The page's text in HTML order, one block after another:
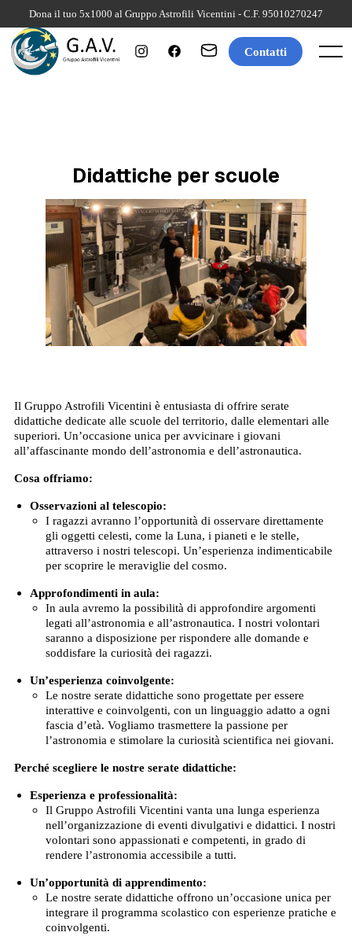
content
Dona il tuo 5x1000 al Gruppo Astrofili Vicentini - C.F. 95010270247
Menu
Contatti
Didattiche per scuole
Il Gruppo Astrofili Vicentini è entusiasta di offrire serate
didattiche dedicate alle scuole del territorio, dalle elementari alle
superiori. Un’occasione unica per avvicinare i giovani
all’affascinante mondo dell’astronomia e dell’astronautica.
Cosa offriamo:
Osservazioni al telescopio:
I ragazzi avranno l’opportunità di osservare direttamente
gli oggetti celesti, come la Luna, i pianeti e le stelle,
attraverso i nostri telescopi. Un’esperienza indimenticabile
per scoprire le meraviglie del cosmo.
Approfondimenti in aula:
In aula avremo la possibilità di approfondire argomenti
legati all’astronomia e all’astronautica. I nostri volontari
saranno a disposizione per rispondere alle domande e
soddisfare la curiosità dei ragazzi.
Un’esperienza coinvolgente:
Le nostre serate didattiche sono progettate per essere
interattive e coinvolgenti, con un linguaggio adatto a ogni
fascia d’età. Vogliamo trasmettere la passione per
l’astronomia e stimolare la curiosità scientifica nei giovani.
Perché scegliere le nostre serate didattiche:
Esperienza e professionalità:
Il Gruppo Astrofili Vicentini vanta una lunga esperienza
nell’organizzazione di eventi divulgativi e didattici. I nostri
volontari sono appassionati e competenti, in grado di
rendere l’astronomia accessibile a tutti.
Un’opportunità di apprendimento:
Le nostre serate didattiche offrono un’occasione unica per
integrare il programma scolastico con esperienze pratiche e
coinvolgenti.